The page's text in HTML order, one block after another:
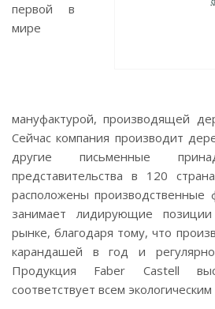
первой в
мире
мануфактурой, производящей
Сейчас компания производит
другие письменные
представительства в 120
расположены производственные
занимает лидирующие
рынке, благодаря тому, что
карандашей в год и
Продукция Faber Castell
соответствует всем